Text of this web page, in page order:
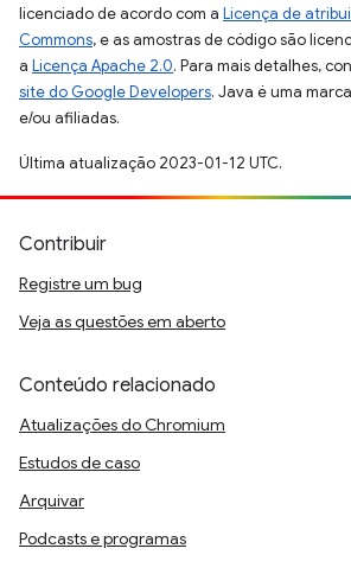
licenciado de acordo com a Licença de
Commons, e as amostras de código são
a Licença Apache 2.0. Para mais detalhes,
site do Google Developers. Java é uma
e/ou afiliadas.
Última atualização 2023-01-12 UTC.
Contribuir
Registre um bug
Veja as questões em aberto
Conteúdo relacionado
Atualizações do Chromium
Estudos de caso
Arquivar
Podcasts e programas